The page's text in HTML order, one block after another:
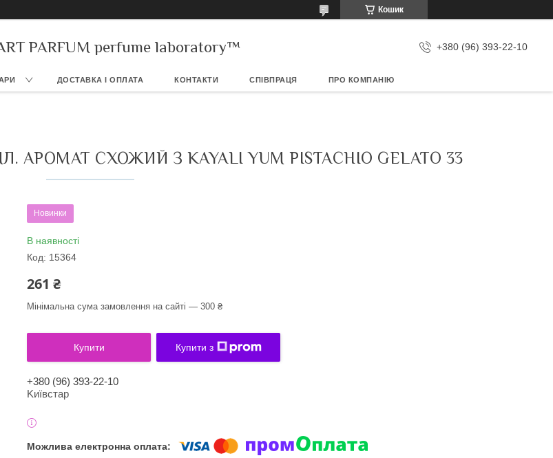
Кошик
PARFUM perfume laboratory™ +380 (96) 393-22-10
ДОСТАВКА І ОПЛАТА КОНТАКТИ СПІВПРАЦЯ ПРО КОМПАНІЮ
СХОЖИЙ З KAYALI YUM PISTACHIO GELATO 33
Новинки
В наявності
Код: 15364
261 ₴
Мінімальна сума замовлення на сайті — 300 ₴
Купити Купити з
+380 (96) 393-22-10
Kиївcтaр